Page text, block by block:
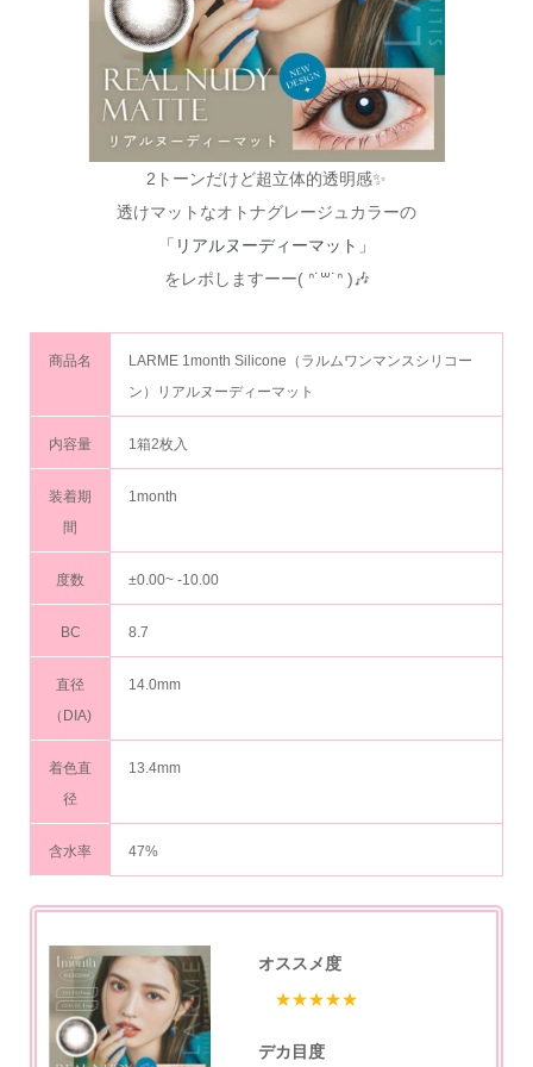
2トーンだけど超立体的透明感✨
透けマットなオトナグレージュカラーの
「リアルヌーディーマット」
をレポしますーー( ᐢ˙꒳˙ᐢ )🎶
商品名
LARME 1month Silicone（ラルムワンマンスシリコー
ン）リアルヌーディーマット
内容量 1箱2枚入
装着期
間
1month
度数 ±0.00~ -10.00
BC 8.7
直径
（DIA)
14.0mm
着色直
径
13.4mm
含水率 47%
オススメ度
★★★★★
デカ目度